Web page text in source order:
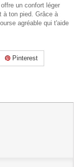
un confort léger
à ton pied. Grâce à
agréable qui t'aide
Pinterest